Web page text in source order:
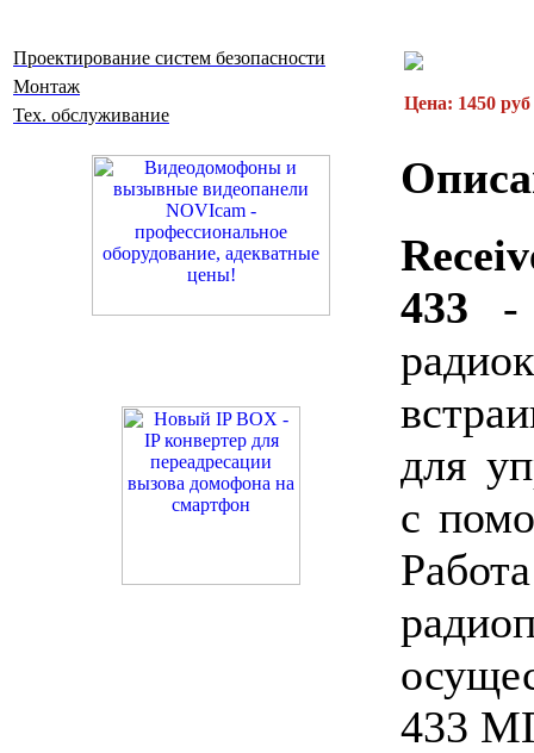
Проектирование систем безопасности
Монтаж
Тех. обслуживание
Цена: 1450 руб
433 -
для
с
433